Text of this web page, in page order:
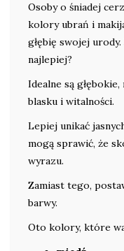
Osoby o śniadej
kolory ubrań i
głębię swojej
najlepiej?
Idealne są
blasku i witalności.
Lepiej unikać
mogą sprawić, że
wyrazu.
Zamiast tego,
barwy.
Oto kolory, które